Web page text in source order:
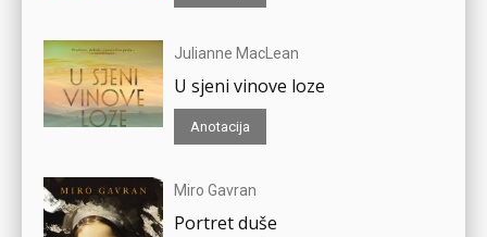
Julianne MacLean
U sjeni vinove loze
Anotacija
Miro Gavran
Portret duše